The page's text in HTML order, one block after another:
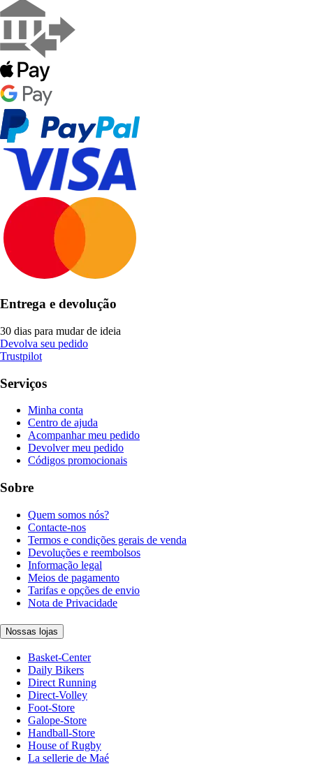
Entrega e devolução
30 dias para mudar de ideia
Devolva seu pedido
Trustpilot
Serviços
Minha conta
Centro de ajuda
Acompanhar meu pedido
Devolver meu pedido
Códigos promocionais
Sobre
Quem somos nós?
Contacte-nos
Termos e condições gerais de venda
Devoluções e reembolsos
Informação legal
Meios de pagamento
Tarifas e opções de envio
Nota de Privacidade
Nossas lojas
Basket-Center
Daily Bikers
Direct Running
Direct-Volley
Foot-Store
Galope-Store
Handball-Store
House of Rugby
La sellerie de Maé